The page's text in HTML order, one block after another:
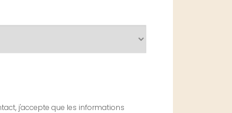
j'accepte que les informations